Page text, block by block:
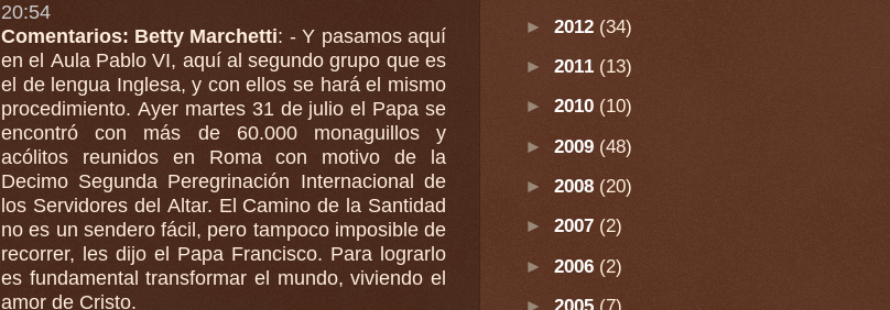
20:54
Comentarios: Betty Marchetti: - Y pasamos aquí
en el Aula Pablo VI, aquí al segundo grupo que es
el de lengua Inglesa, y con ellos se hará el mismo
procedimiento. Ayer martes 31 de julio el Papa se
encontró con más de 60.000 monaguillos y
acólitos reunidos en Roma con motivo de la
Decimo Segunda Peregrinación Internacional de
los Servidores del Altar. El Camino de la Santidad
no es un sendero fácil, pero tampoco imposible de
recorrer, les dijo el Papa Francisco. Para lograrlo
es fundamental transformar el mundo, viviendo el
amor de Cristo.
► 2012 (34)
► 2011 (13)
► 2010 (10)
► 2009 (48)
► 2008 (20)
► 2007 (2)
► 2006 (2)
► 2005 (7)